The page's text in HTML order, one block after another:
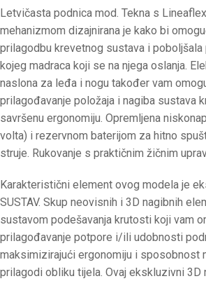
Letvičasta podnica mod. Tekna s
mehanizmom dizajnirana je kako bi
prilagodbu krevetnog sustava i
kojeg madraca koji se na njega oslanja.
naslona za leđa i nogu također vam
prilagođavanje položaja i nagiba sustava
savršenu ergonomiju. Opremljena
volta) i rezervnom baterijom za hitno
struje. Rukovanje s praktičnim žičnim
Karakteristični element ovog modela je
SUSTAV. Skup neovisnih i 3D nagibnih
sustavom podešavanja krutosti koji vam
prilagođavanje potpore i/ili udobnosti
maksimizirajući ergonomiju i sposobnost
prilagodi obliku tijela. Ovaj ekskluzivni 3D